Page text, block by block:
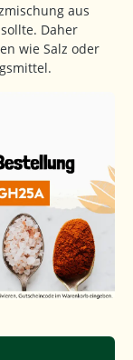
aus
Daher
wie Salz oder